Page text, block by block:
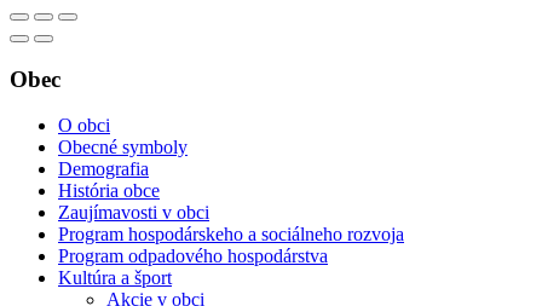
Obec
O obci
Obecné symboly
Demografia
História obce
Zaujímavosti v obci
Program hospodárskeho a sociálneho rozvoja
Program odpadového hospodárstva
Kultúra a šport
Akcie v obci